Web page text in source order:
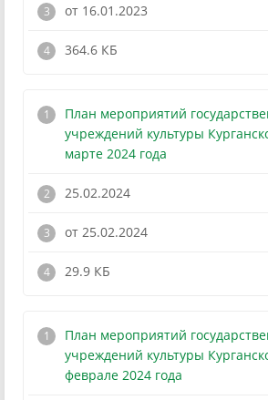
от 16.01.2023
364.6 КБ
План мероприятий
учреждений культуры
марте 2024 года
25.02.2024
от 25.02.2024
29.9 КБ
План мероприятий
учреждений культуры
феврале 2024 года